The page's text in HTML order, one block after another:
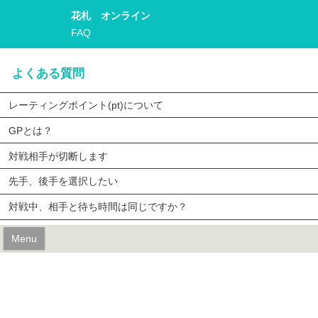
花札 オンライン
FAQ
よくある質問
レーティングポイント(pt)について
GPとは？
対戦相手が切断します
先手、後手を選択したい
対戦中、相手と待ち時間は同じですか？
Menu